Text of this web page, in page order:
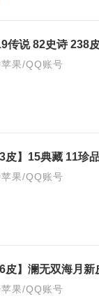
果/QQ账号
皮】15典藏 11珍
果/QQ账号
皮】澜无双海月
果/QQ账号